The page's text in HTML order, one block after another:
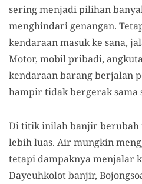
sering menjadi pilihan
menghindari genangan.
kendaraan masuk ke sana,
Motor, mobil pribadi,
kendaraan barang berjalan
hampir tidak bergerak sama
Di titik inilah banjir berubah
lebih luas. Air mungkin
tetapi dampaknya menjalar
Dayeuhkolot banjir,